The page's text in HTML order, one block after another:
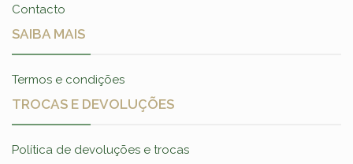
Contacto
SAIBA MAIS
Termos e condições
TROCAS E DEVOLUÇÕES
Política de devoluções e trocas